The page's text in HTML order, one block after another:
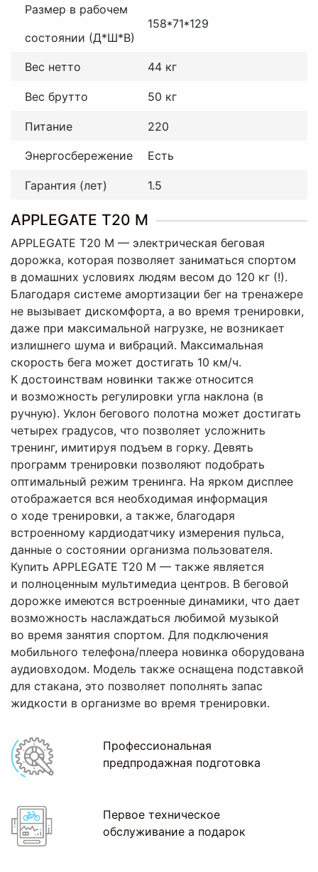
Размер в рабочем
состоянии (Д*Ш*В)
158*71*129
Вес нетто 44 кг
Вес брутто 50 кг
Питание 220
Энергосбережение Есть
Гарантия (лет) 1.5
APPLEGATE T20 М
APPLEGATE T20 М — электрическая беговая
дорожка, которая позволяет заниматься спортом
в домашних условиях людям весом до 120 кг (!).
Благодаря системе амортизации бег на тренажере
не вызывает дискомфорта, а во время тренировки,
даже при максимальной нагрузке, не возникает
излишнего шума и вибраций. Максимальная
скорость бега может достигать 10 км/ч.
К достоинствам новинки также относится
и возможность регулировки угла наклона (в
ручную). Уклон бегового полотна может достигать
четырех градусов, что позволяет усложнить
тренинг, имитируя подъем в горку. Девять
программ тренировки позволяют подобрать
оптимальный режим тренинга. На ярком дисплее
отображается вся необходимая информация
о ходе тренировки, а также, благодаря
встроенному кардиодатчику измерения пульса,
данные о состоянии организма пользователя.
Купить APPLEGATE T20 М — также является
и полноценным мультимедиа центров. В беговой
дорожке имеются встроенные динамики, что дает
возможность наслаждаться любимой музыкой
во время занятия спортом. Для подключения
мобильного телефона/плеера новинка оборудована
аудиовходом. Модель также оснащена подставкой
для стакана, это позволяет пополнять запас
жидкости в организме во время тренировки.
Профессиональная
предпродажная подготовка
Первое техническое
обслуживание а подарок